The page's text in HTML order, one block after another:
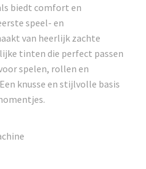
biedt comfort en
speel- en
van heerlijk zachte
tinten die perfect passen
spelen, rollen en
knusse en stijlvolle basis